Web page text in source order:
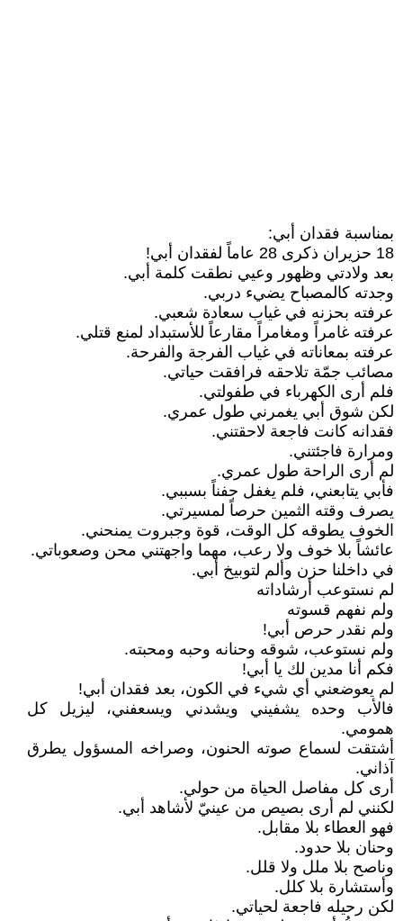
بمناسبة فقدان أبي:
18 حزيران ذكرى 28 عاماً لفقدان أبي!
بعد ولادتي وظهور وعيي نطقت كلمة أبي.
وجدته كالمصباح يضيء دربي.
عرفته بحزنه في غياب سعادة شعبي.
عرفته غامراً ومغامراً مقارعاً للأستبداد لمنع قتلي.
عرفته بمعاناته في غياب الفرجة والفرحة.
مصائب جمّة تلاحقه فرافقت حياتي.
فلم أرى الكهرباء في طفولتي.
لكن شوق أبي يغمرني طول عمري.
فقدانه كانت فاجعة لاحقتني.
ومرارة فاجئتني.
لم أرى الراحة طول عمري.
فأبي يتابعني، فلم يغفل جفناً بسببي.
يصرف وقته الثمين حرصاً لمسيرتي.
الخوف يطوقه كل الوقت، قوة وجبروت يمنحني.
عائشاً بلا خوف ولا رعب، مهما واجهتني محن وصعوباتي.
في داخلنا حزن وألم لتوبيخ أبي.
لم نستوعب أرشاداته
ولم نفهم قسوته
ولم نقدر حرص أبي!
ولم نستوعب، شوقه وحنانه وحبه ومحبته.
فكم أنا مدين لك يا أبي!
لم يعوضعني أي شيء في الكون، بعد فقدان أبي!
فالأب وحده يشفيني ويشدني ويسعفني، ليزيل كل
همومي.
أشتقت لسماع صوته الحنون، وصراخه المسؤول يطرق
آذاني.
أرى كل مفاصل الحياة من حولي.
لكنني لم أرى بصيص من عينيّ لأشاهد أبي.
فهو العطاء بلا مقابل.
وحنان بلا حدود.
وناصح بلا ملل ولا قلل.
وأستشارة بلا كلل.
لكن رحيله فاجعة لحياتي.